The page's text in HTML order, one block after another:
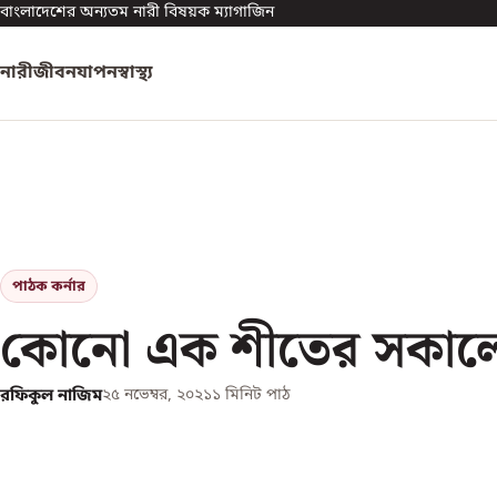
বাংলাদেশের অন্যতম নারী বিষয়ক ম্যাগাজিন
নারীজীবনযাপনস্বাস্থ্য
পাঠক কর্নার
কোনো এক শীতের
রফিকুল নাজিম২৫ নভেম্বর, ২০২১১ মিনিট পাঠ